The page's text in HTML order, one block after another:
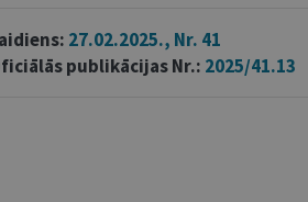
27.02.2025., Nr. 41
publikācijas Nr.: 2025/41.13